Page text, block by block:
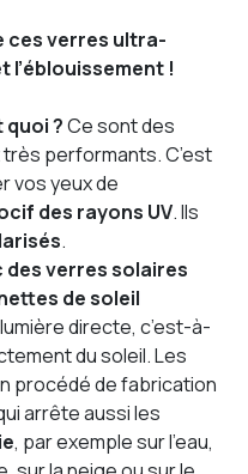
ces verres ultra-
l’éblouissement !
quoi ?Ce sont des
performants. C’est
vos yeux de
des rayons UV. Ils
.
des verres solaires
de soleil
directe, c’est-à-
du soleil. Les
procédé de fabrication
arrête aussi les
, par exemple sur l’eau,